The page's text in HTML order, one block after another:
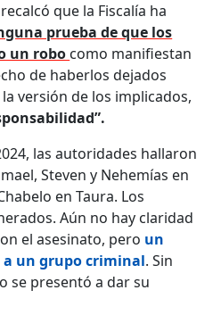
que la Fiscalía ha
prueba de que los
un robo como manifiestan
de haberlos dejados
la versión de los implicados,
las autoridades hallaron
Steven y Nehemías en
en Taura. Los
Aún no hay claridad
el asesinato, pero un
un grupo criminal. Sin
se presentó a dar su